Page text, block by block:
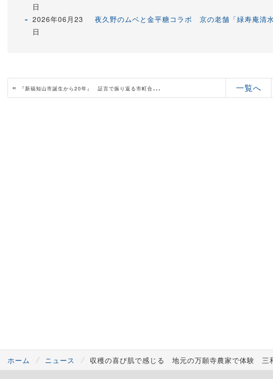
日
2026年06月23
日
夜久野のムベと金平糖コラボ 京の老舗「緑寿庵清
« 『新福知山市誕生から20年』 証言で振り返る市町合併（中） 一覧へ
ホーム ニュース 収穫の喜び肌で感じる 地元の万願寺農家で体験 三